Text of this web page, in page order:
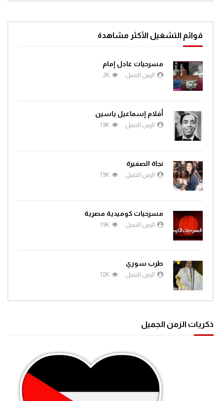
قوائم التشغيل الأكثر مشاهدة
مسرحيات عادل إمام
الزمن الجميل 2K
أفلام إسماعيل ياسين
الزمن الجميل 1.9K
نجاة الصغيرة
الزمن الجميل 1.9K
مسرحيات كوميدية مصرية
الزمن الجميل 1.9K
طرب سوري
الزمن الجميل 1.8K
ذكريات الزمن الجميل